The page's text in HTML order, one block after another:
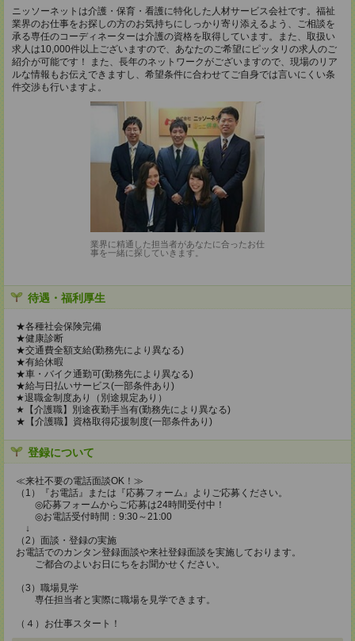
ニッソーネットは介護・保育・看護に特化した人材サービス会社です。福祉
業界のお仕事をお探しの方のお気持ちにしっかり寄り添えるよう、ご相談を
承る専任のコーディネーターは介護の資格を取得しています。また、取扱い
求人は10,000件以上ございますので、あなたのご希望にピッタリの求人のご
紹介が可能です！ また、長年のネットワークがございますので、現場のリア
ルな情報もお伝えできますし、希望条件に合わせてご自身では言いにくい条
件交渉も行いますよ。
業界に精通した担当者があなたに合ったお仕
事を一緒に探していきます。
待遇・福利厚生
★各種社会保険完備
★健康診断
★交通費全額支給(勤務先により異なる)
★有給休暇
★車・バイク通勤可(勤務先により異なる)
★給与日払いサービス(一部条件あり)
★退職金制度あり（別途規定あり）
★【介護職】別途夜勤手当有(勤務先により異なる)
★【介護職】資格取得応援制度(一部条件あり)
登録について
≪来社不要の電話面談OK！≫
（1）『お電話』または『応募フォーム』よりご応募ください。
◎応募フォームからご応募は24時間受付中！
◎お電話受付時間：9:30～21:00
↓
（2）面談・登録の実施
お電話でのカンタン登録面談や来社登録面談を実施しております。
ご都合のよいお日にちをお聞かせください。
（3）職場見学
専任担当者と実際に職場を見学できます。
（４）お仕事スタート！